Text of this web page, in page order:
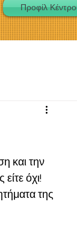
Προφίλ
όχι!
της